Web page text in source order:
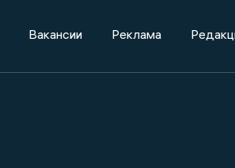
Вакансии Реклама